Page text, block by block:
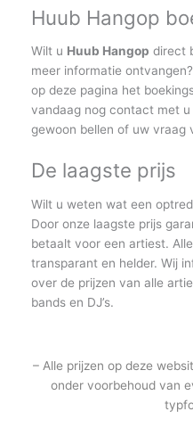
Huub Hangop
Wilt u Huub Hangop direct
meer informatie
op deze pagina het
vandaag nog contact met
gewoon bellen of uw vraag
De laagste prijs
Wilt u weten wat een
Door onze laagste prijs
betaalt voor een artiest.
transparant en helder. Wij
over de prijzen van alle
bands en DJ’s.
– Alle prijzen op deze
onder voorbehoud van